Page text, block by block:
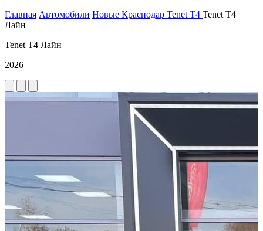
Главная Автомобили Новые Краснодар Tenet T4 Tenet T4
Лайн
Tenet T4 Лайн
2026